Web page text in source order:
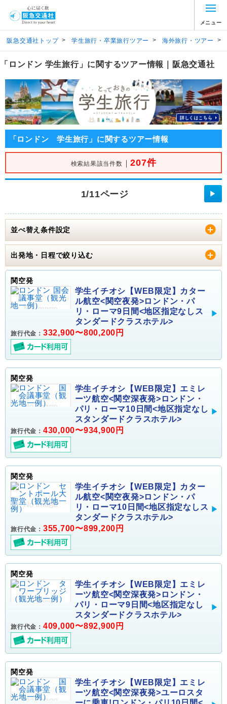
メニュー
阪急交通社トップ > 学生旅行・卒業旅行ツアー > 海外旅行・ツアー >
「ロンドン 学生旅行」に関するツアー情報｜阪急交通社
「ロンドン 学生旅行」に関するツアー情報
検索結果該当件数 ｜207件
1/11ページ ▶
並べ替え条件設定
出発地・日程で絞り込む
関空発
学生イチオシ【WEB限定】カター
ル航空<関空夜発>ロンドン・パ
リ・ローマ9日間<地区指定なしス
タンダードクラスホテル>
旅行代金： 332,900〜800,200円
関空発
学生イチオシ【WEB限定】エミレ
ーツ航空<関空深夜発>ロンドン・
パリ・ローマ10日間<地区指定なし
スタンダードクラスホテル>
旅行代金： 430,000〜934,900円
関空発
学生イチオシ【WEB限定】カター
ル航空<関空夜発>ロンドン・パ
リ・ローマ10日間<地区指定なしス
タンダードクラスホテル>
旅行代金： 355,700〜899,200円
関空発
学生イチオシ【WEB限定】エミレ
ーツ航空<関空深夜発>ロンドン・
パリ・ローマ9日間<地区指定なし
スタンダードクラスホテル>
旅行代金： 409,000〜892,900円
関空発
学生イチオシ【WEB限定】エミレ
ーツ航空<関空深夜発>ユーロスタ